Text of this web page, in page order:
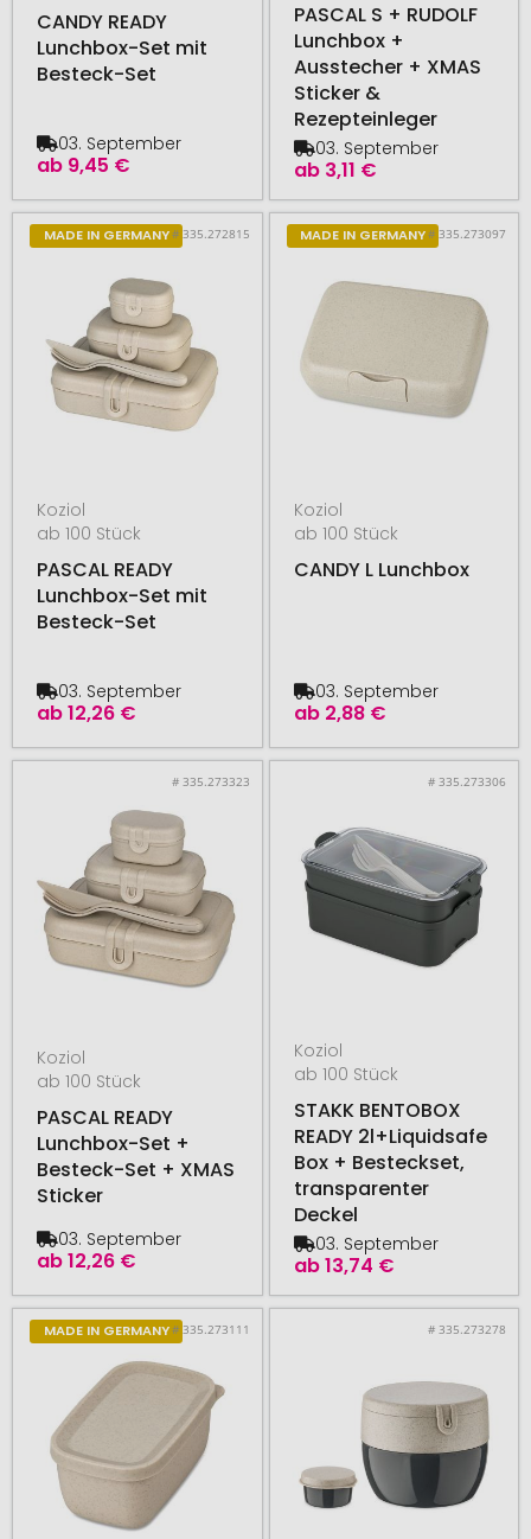
CANDY READY
Lunchbox-Set mit
Besteck-Set
ab 9,45 €
03. September
PASCAL S + RUDOLF
Lunchbox +
Ausstecher + XMAS
Sticker &
Rezepteinleger
ab 3,11 €
03. September
MADE IN GERMANY# 335.272815
Koziol
ab 100 Stück
PASCAL READY
Lunchbox-Set mit
Besteck-Set
ab12,26 €
03. September
MADE IN GERMANY# 335.273097
Koziol
ab 100 Stück
CANDY L Lunchbox
ab 2,88 €
03. September
# 335.273323
Koziol
ab 100 Stück
PASCAL READY
Lunchbox-Set +
Besteck-Set + XMAS
Sticker
ab12,26 €
03. September
# 335.273306
Koziol
ab 100 Stück
STAKK BENTOBOX
READY 2l+Liquidsafe
Box + Besteckset,
transparenter
Deckel
ab13,74 €
03. September
MADE IN GERMANY# 335.273111 # 335.273278